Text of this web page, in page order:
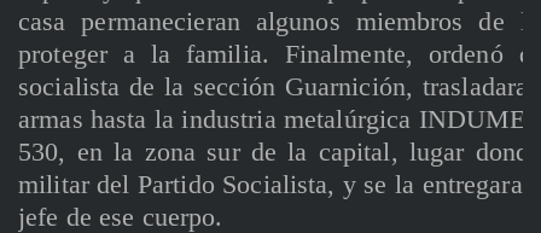
casa permanecieran algunos miembros de
proteger a la familia. Finalmente, ordenó
socialista de la sección Guarnición, trasladara
armas hasta la industria metalúrgica
530, en la zona sur de la capital, lugar
militar del Partido Socialista, y se la entregara
jefe de ese cuerpo.